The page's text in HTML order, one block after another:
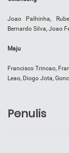
Joao Palhinha,
Bernardo Silva, Joao
Maju
Francisco Trincao,
Leao, Diogo Jota,
Penulis